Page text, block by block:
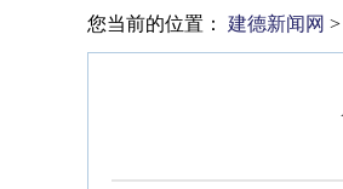
您当前的位置： 建德新闻网 >